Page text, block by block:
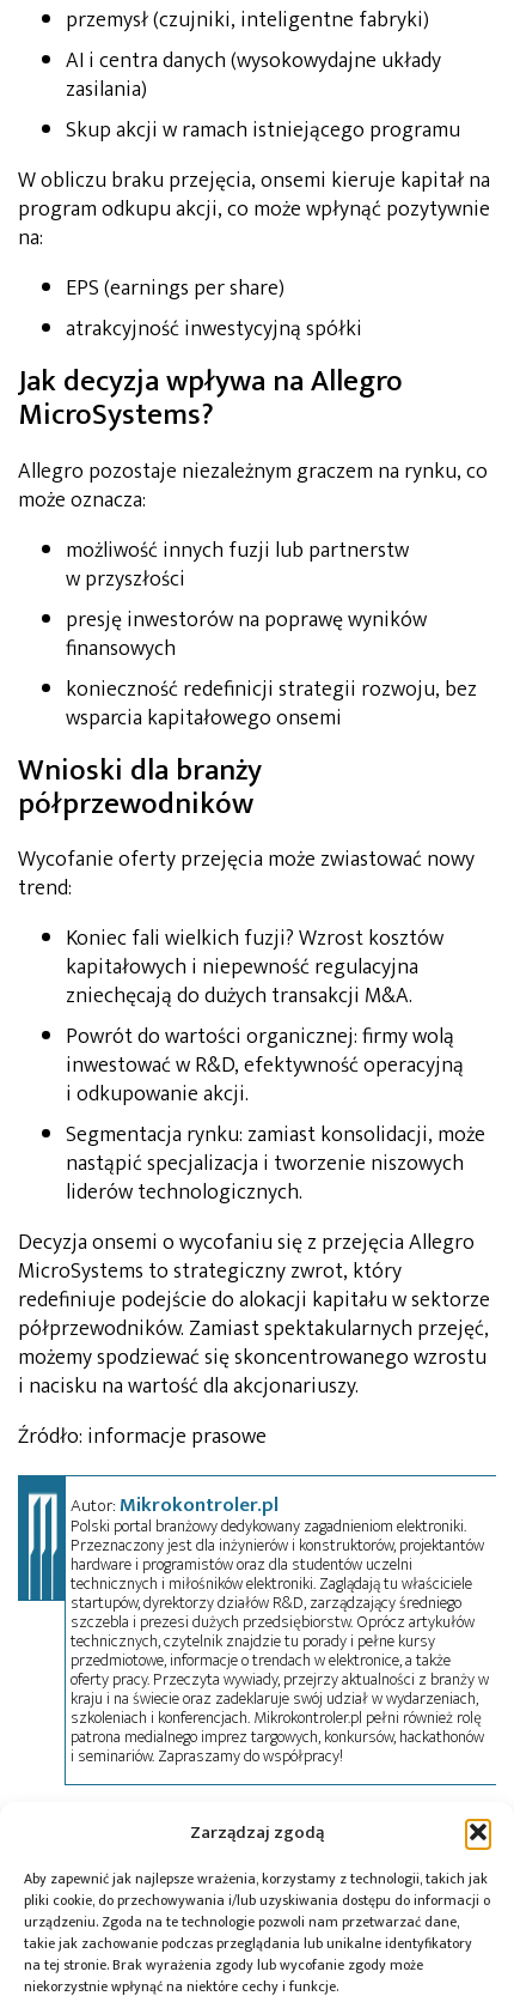
Zarządzaj zgodą
Aby zapewnić jak najlepsze wrażenia, korzystamy z technologii, takich jak
pliki cookie, do przechowywania i/lub uzyskiwania dostępu do informacji o
urządzeniu. Zgoda na te technologie pozwoli nam przetwarzać dane,
takie jak zachowanie podczas przeglądania lub unikalne identyfikatory
na tej stronie. Brak wyrażenia zgody lub wycofanie zgody może
niekorzystnie wpłynąć na niektóre cechy i funkcje.
przemysł (czujniki, inteligentne fabryki)
AI i centra danych (wysokowydajne układy
zasilania)
Skup akcji w ramach istniejącego programu
W obliczu braku przejęcia, onsemi kieruje kapitał na
program odkupu akcji, co może wpłynąć pozytywnie
na:
EPS (earnings per share)
atrakcyjność inwestycyjną spółki
Jak decyzja wpływa na Allegro
MicroSystems?
Allegro pozostaje niezależnym graczem na rynku, co
może oznacza:
możliwość innych fuzji lub partnerstw
w przyszłości
presję inwestorów na poprawę wyników
finansowych
konieczność redefinicji strategii rozwoju, bez
wsparcia kapitałowego onsemi
Wnioski dla branży
półprzewodników
Wycofanie oferty przejęcia może zwiastować nowy
trend:
Koniec fali wielkich fuzji? Wzrost kosztów
kapitałowych i niepewność regulacyjna
zniechęcają do dużych transakcji M&A.
Powrót do wartości organicznej: firmy wolą
inwestować w R&D, efektywność operacyjną
i odkupowanie akcji.
Segmentacja rynku: zamiast konsolidacji, może
nastąpić specjalizacja i tworzenie niszowych
liderów technologicznych.
Decyzja onsemi o wycofaniu się z przejęcia Allegro
MicroSystems to strategiczny zwrot, który
redefiniuje podejście do alokacji kapitału w sektorze
półprzewodników. Zamiast spektakularnych przejęć,
możemy spodziewać się skoncentrowanego wzrostu
i nacisku na wartość dla akcjonariuszy.
Źródło: informacje prasowe
Autor:Mikrokontroler.pl
Polski portal branżowy dedykowany zagadnieniom elektroniki.
Przeznaczony jest dla inżynierów i konstruktorów, projektantów
hardware i programistów oraz dla studentów uczelni
technicznych i miłośników elektroniki. Zaglądają tu właściciele
startupów, dyrektorzy działów R&D, zarządzający średniego
szczebla i prezesi dużych przedsiębiorstw. Oprócz artykułów
technicznych, czytelnik znajdzie tu porady i pełne kursy
przedmiotowe, informacje o trendach w elektronice, a także
oferty pracy. Przeczyta wywiady, przejrzy aktualności z branży w
kraju i na świecie oraz zadeklaruje swój udział w wydarzeniach,
szkoleniach i konferencjach. Mikrokontroler.pl pełni również rolę
patrona medialnego imprez targowych, konkursów, hackathonów
i seminariów. Zapraszamy do współpracy!
"rynek półprzewodników",AI
MicroSystems analiza rynkowa automotive , branża
chipów,czujniki przemysłowe,fuzja technologiczna
inwestycje technologiczne,M&A,NASDAQ ALGM,
odkup akcji,OnSemi,przejęcie,strategia kapitałowa